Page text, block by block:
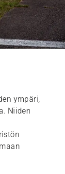
ympäri,
Niiden